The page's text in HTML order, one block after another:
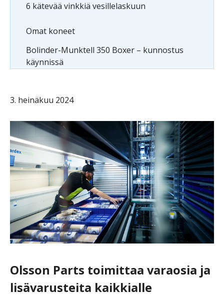
6 kätevää vinkkiä vesillelaskuun
Omat koneet
Bolinder-Munktell 350 Boxer – kunnostus
käynnissä
3. heinäkuu 2024
Olsson Parts toimittaa varaosia ja
lisävarusteita kaikkialle